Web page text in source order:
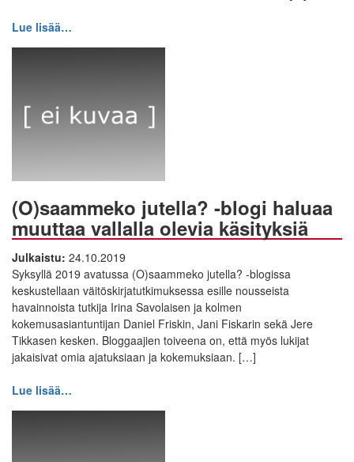
Lue lisää…
(O)saammeko jutella? -blogi haluaa
muuttaa vallalla olevia käsityksiä
Julkaistu: 24.10.2019
Syksyllä 2019 avatussa (O)saammeko jutella? -blogissa
keskustellaan väitöskirjatutkimuksessa esille nousseista
havainnoista tutkija Irina Savolaisen ja kolmen
kokemusasiantuntijan Daniel Friskin, Jani Fiskarin sekä Jere
Tikkasen kesken. Bloggaajien toiveena on, että myös lukijat
jakaisivat omia ajatuksiaan ja kokemuksiaan. […]
Lue lisää…